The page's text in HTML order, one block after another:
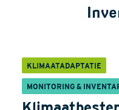
KLIMAATADAPTATIE
MONITORING &